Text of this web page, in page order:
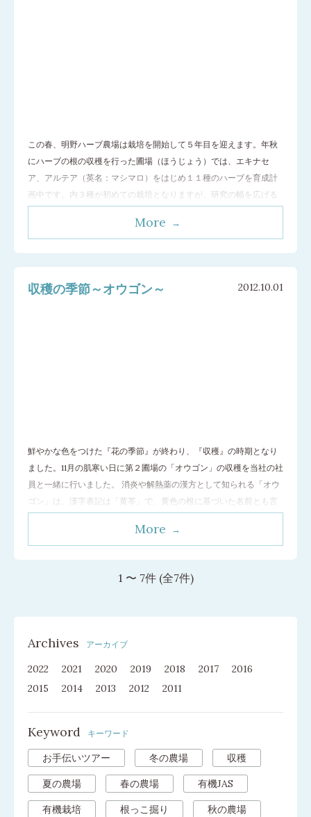
この春、明野ハーブ農場は栽培を開始して５年目を迎えます。年秋
にハーブの根の収穫を行った圃場（ほうじょう）では、エキナセ
ア、アルテア（英名：マシマロ）をはじめ１１種のハーブを育成計
画中です。内３種が初めての栽培となりますが、研究の幅を広げる
場デビューの日を今や遅しと待っています。４月から明野ハーブ農
More
収穫の季節～オウゴン～ 2012.10.01
鮮やかな色をつけた『花の季節』が終わり、『収穫』の時期となり
ました。11月の肌寒い日に第２圃場の「オウゴン」の収穫を当社の社
員と一緒に行いました。 消炎や解熱薬の漢方として知られる「オウ
ゴン」は、漢字表記は「黄芩」で、黄色の根に基づいた名前とも言
人参”のようです。その根の部分を収穫するのですが、根をなるべく
More
1 〜 7件 (全7件)
Archives アーカイブ
2022 2021 2020 2019 2018 2017
2016
2015
2014 2013 2012 2011
Keyword キーワード
お手伝いツアー 冬の農場 収穫
夏の農場 春の農場 有機JAS
有機栽培 根っこ掘り 秋の農場